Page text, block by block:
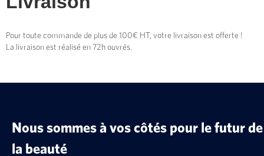
Pour toute commande de plus de 100€ HT, votre livraison est offerte !
La livraison est réalisé en 72h ouvrés.
Nous sommes à vos côtés pour le futur de
la beauté